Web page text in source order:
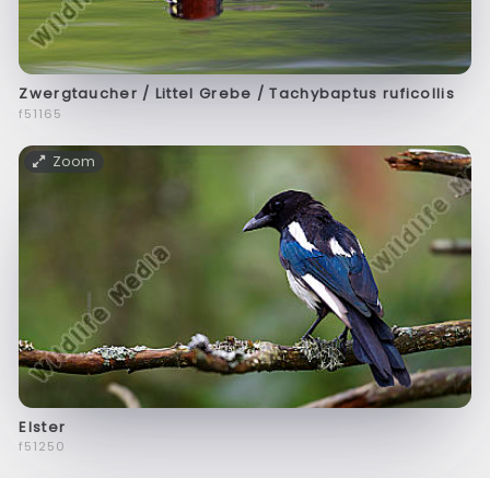
Zwergtaucher / Littel Grebe / Tachybaptus ruficollis
f51165
Zoom
Elster
f51250